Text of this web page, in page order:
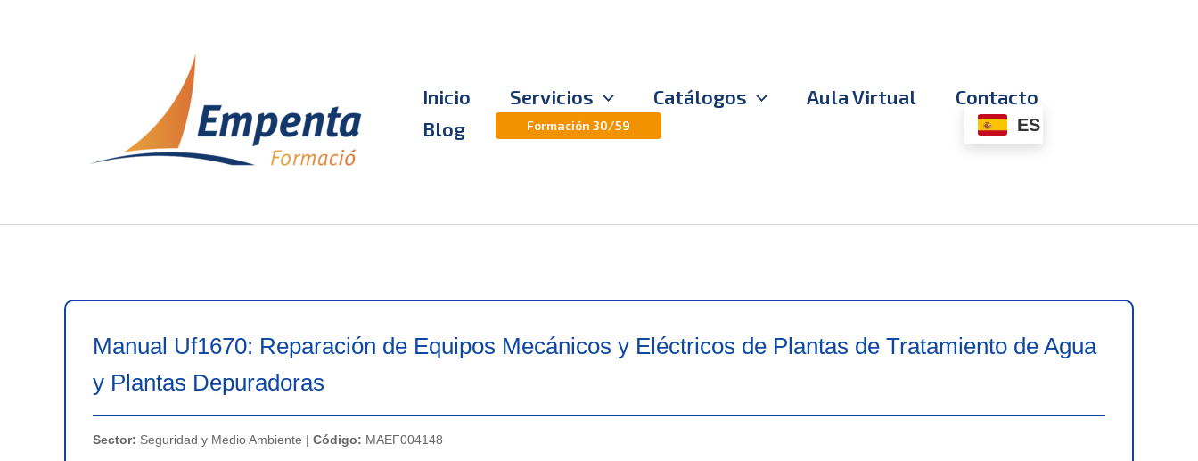
Inicio Servicios Catálogos Aula Virtual
Contacto
Blog
Formación 30/59 ES
Manual Uf1670: Reparación de Equipos Mecánicos y Eléctricos de Plantas de Tratamiento de Agua
y Plantas Depuradoras
Sector: Seguridad y Medio Ambiente | Código: MAEF004148